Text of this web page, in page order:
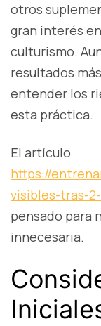
otros
gran interés
culturismo.
resultados
entender los
esta práctica.
El artículo
https://
visibles-tras-
pensado para
innecesaria.